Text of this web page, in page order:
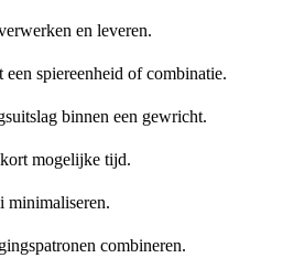
en leveren.
een spiereenheid of combinatie.
binnen een gewricht.
mogelijke tijd.
minimaliseren.
combineren.